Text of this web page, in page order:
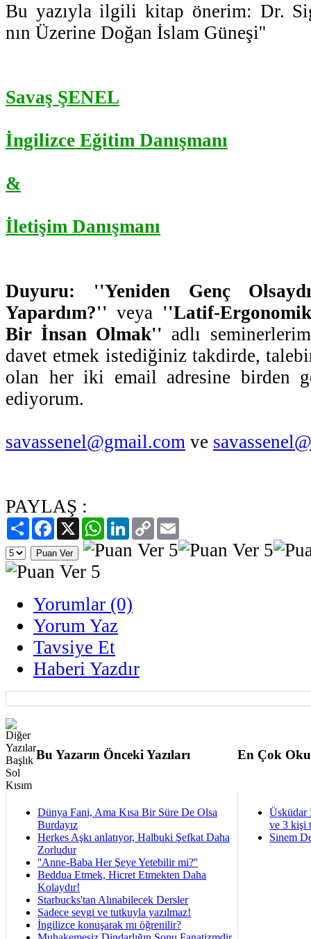
Bu yazıyla ilgili kitap önerim: Dr.
nın Üzerine Doğan İslam Güneşi''
Savaş ŞENEL
İngilizce Eğitim Danışmanı
&
İletişim Danışmanı
Duyuru: ''Yeniden Genç
Yapardım?'' veya ''Latif-
Bir İnsan Olmak'' adlı
davet etmek istediğiniz takdirde,
olan her iki email adresine birden
ediyorum.
savassenel@gmail.com ve
PAYLAŞ :
PaylaşFacebook
X WhatsAppLinkedIn
Copy
Link
Yorumlar (0)
Yorum Yaz
Tavsiye Et
Haberi Yazdır
Bu Yazarın Önceki Yazıları En Çok
Dünya Fani, Ama Kısa Bir Süre De Olsa
Burdayız
Herkes Aşkı anlatıyor, Halbuki Şefkat Daha
Zorludur
''Anne-Baba Her Şeye Yetebilir mi?''
Beddua Etmek, Hicret Etmekten Daha
Kolaydır!
Starbucks'tan Alınabilecek Dersler
Sadece sevgi ve tutkuyla yazılmaz!
İngilizce konuşarak mı öğrenilir?
Üsküdar
ve 3 kişi
Sinem